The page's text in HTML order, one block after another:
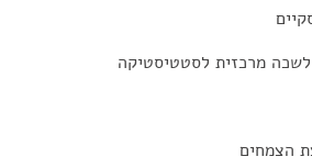
מרכזית לסטטיסטיקה
הצמחים